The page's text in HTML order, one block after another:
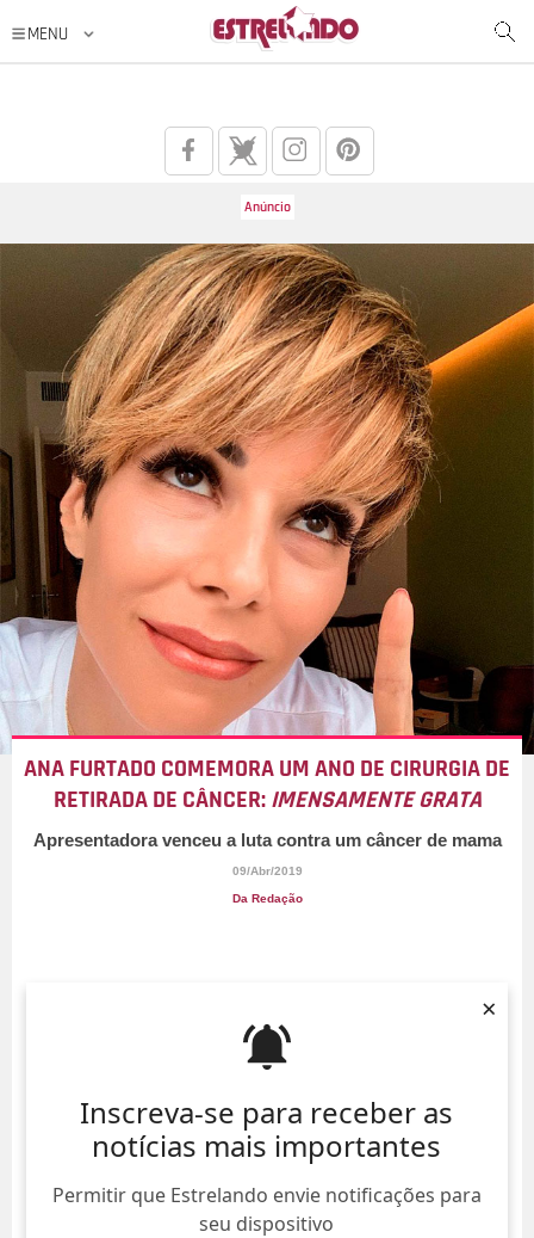
Inscreva-se para receber as
notícias mais importantes
Permitir que Estrelando envie notificações para
seu dispositivo
×
ANA FURTADO COMEMORA UM ANO DE CIRURGIA DE
RETIRADA DE CÂNCER:IMENSAMENTE GRATA
Apresentadora venceu a luta contra um câncer de mama
09/Abr/2019
Da Redação